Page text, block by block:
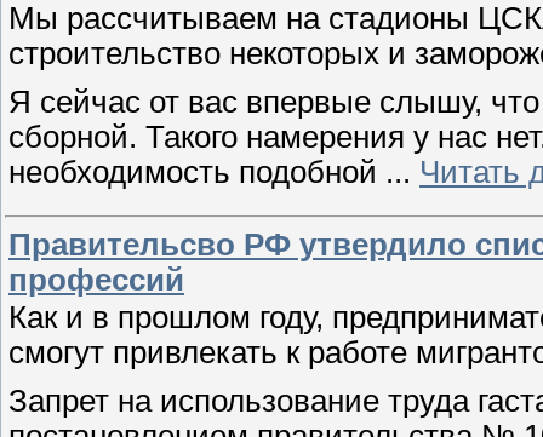
Мы рассчитываем на стадионы
строительство некоторых и
Я сейчас от вас впервые слышу,
сборной. Такого намерения у нас
необходимость подобной ... Читать
Правительсво РФ утвердило
профессий
Как и в прошлом году,
смогут привлекать к работе
Запрет на использование труда